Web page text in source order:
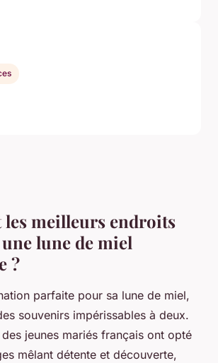
les meilleurs endroits
lune de miel
?
parfaite pour sa lune de miel,
souvenirs impérissables à deux.
jeunes mariés français ont opté
mêlant détente et découverte,